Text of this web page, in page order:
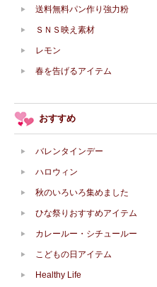
送料無料パン作り強力粉
ＳＮＳ映え素材
レモン
春を告げるアイテム
おすすめ
バレンタインデー
ハロウィン
秋のいろいろ集めました
ひな祭りおすすめアイテム
カレールー・シチュールー
こどもの日アイテム
Healthy Life